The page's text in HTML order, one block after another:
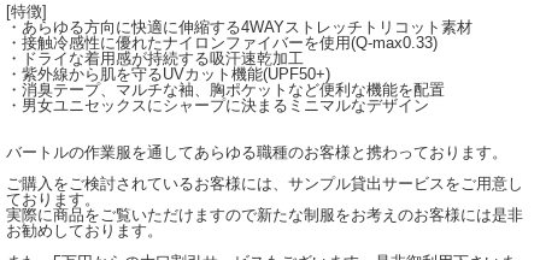
[特徴]
・あらゆる方向に快適に伸縮する4WAYストレッチトリコット素材
・接触冷感性に優れたナイロンファイバーを使用(Q-max0.33)
・ドライな着用感が持続する吸汗速乾加工
・紫外線から肌を守るUVカット機能(UPF50+)
・消臭テープ、マルチな袖、胸ポケットなど便利な機能を配置
・男女ユニセックスにシャープに決まるミニマルなデザイン
バートルの作業服を通してあらゆる職種のお客様と携わっております。
ご購入をご検討されているお客様には、サンプル貸出サービスをご用意し
ております。
実際に商品をご覧いただけますので新たな制服をお考えのお客様には是非
お勧めしております。